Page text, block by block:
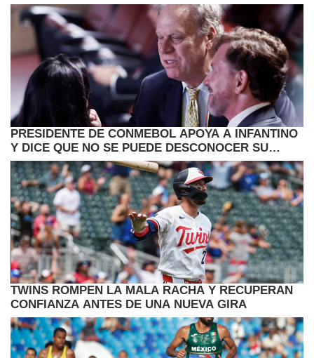
PRESIDENTE DE CONMEBOL APOYA A INFANTINO
Y DICE QUE NO SE PUEDE DESCONOCER SU
TRABAJO
TWINS ROMPEN LA MALA RACHA Y RECUPERAN
CONFIANZA ANTES DE UNA NUEVA GIRA